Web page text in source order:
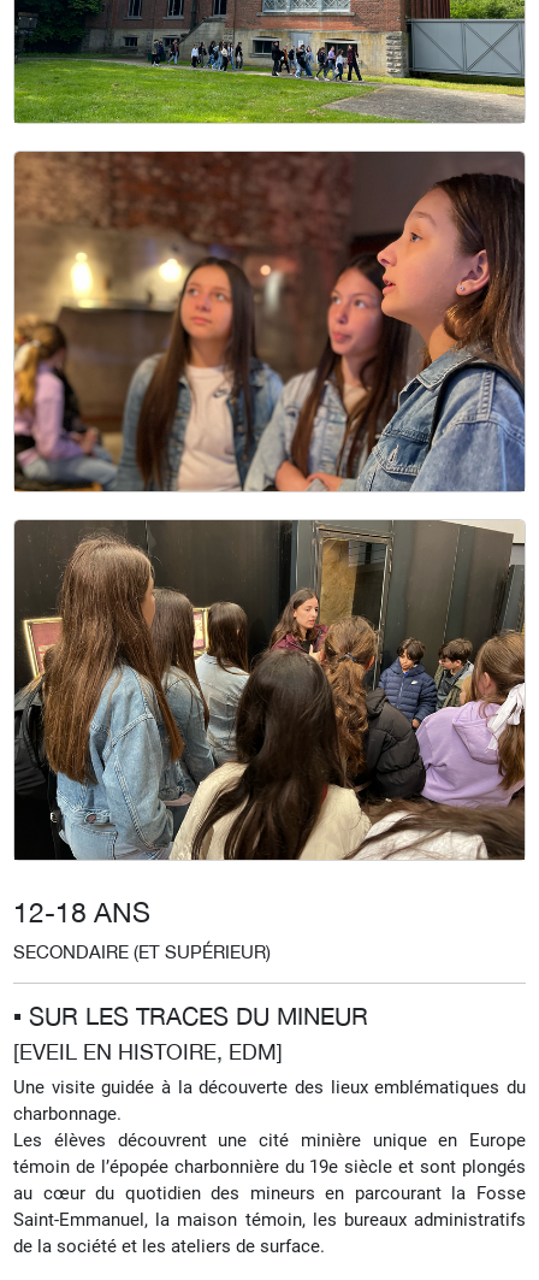
12-18 ANS
SECONDAIRE (ET SUPÉRIEUR)
▪︎ SUR LES TRACES DU MINEUR
[EVEIL EN HISTOIRE, EDM]
Une visite guidée à la découverte des lieux emblématiques du
charbonnage.
Les élèves découvrent une cité minière unique en Europe
témoin de l’épopée charbonnière du 19e siècle et sont plongés
au cœur du quotidien des mineurs en parcourant la Fosse
Saint-Emmanuel, la maison témoin, les bureaux administratifs
de la société et les ateliers de surface.